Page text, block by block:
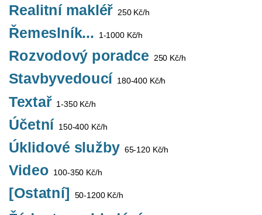
Realitní makléř 250 Kč/h
Řemeslník... 1-1000 Kč/h
Rozvodový poradce 250 Kč/h
Stavbyvedoucí 180-400 Kč/h
Textař1-350 Kč/h
Účetní 150-400 Kč/h
Úklidové služby 65-120 Kč/h
Video 100-350 Kč/h
[Ostatní] 50-1200 Kč/h